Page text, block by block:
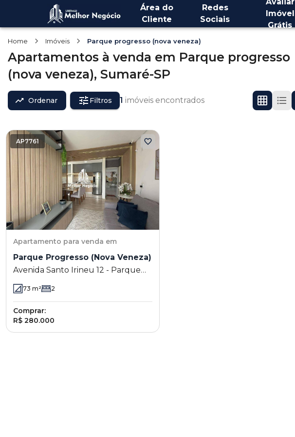
Área do
Cliente
Redes
Sociais
Imóvel
Grátis
Home Imóveis Parque progresso (nova veneza)
Apartamentos à venda em Parque progresso
(nova veneza), Sumaré-SP
Ordenar Filtros 1 imóveis encontrados
AP7761
Apartamento para venda em
Parque Progresso (Nova Veneza)
Avenida Santo Irineu 12 - Parque
- SP
73 m² 2
Comprar:
R$ 280.000